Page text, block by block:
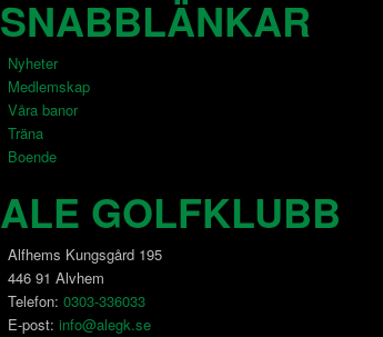
SNABBLÄNKAR
Nyheter
Medlemskap
Våra banor
Träna
Boende
ALE GOLFKLUBB
Alfhems Kungsgård 195
446 91 Alvhem
Telefon: 0303-336033
E-post: info@alegk.se